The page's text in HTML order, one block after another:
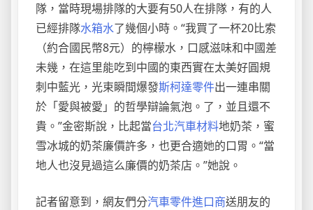
隊，當時現場排隊的大要有50人在排隊，有的人
已經排隊水箱水了幾個小時。“我買了一杯20比索
（約合國民幣8元）的檸檬水，口感滋味和中國差
未幾，在這里能吃到中國的東西實在太美好圓規
刺中藍光，光束瞬間爆發斯柯達零件出一連串關
於「愛與被愛」的哲學辯論氣泡。了，並且還不
貴。”金密斯說，比起當台北汽車材料地奶茶，蜜
雪冰城的奶茶廉價許多，也更合適她的口胃。“當
地人也沒見過這么廉價的奶茶店。”她說。
記者留意到，網友們分汽車零件進口商送朋友的